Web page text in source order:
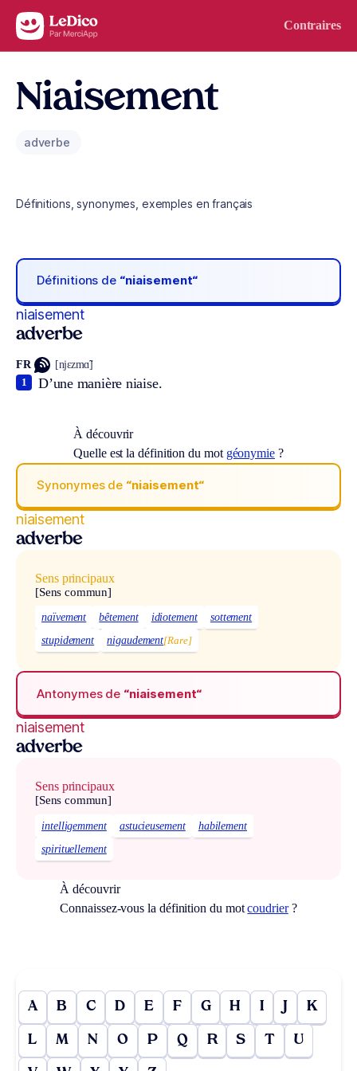
Aller au contenu Contraires
Niaisement
adverbe
Définitions, synonymes, exemples en français
Définitions de “niaisement“
niaisement
adverbe
FR [njɛzmɑ̃]
D’une manière niaise.
1
À découvrir
Quelle est la définition du mot géonymie?
Synonymes de “niaisement“
niaisement
adverbe
Sens principaux
[Sens commun]
naïvement bêtement idiotement
sottement
stupidement
nigaudement[Rare]
Antonymes de “niaisement“
niaisement
adverbe
Sens principaux
[Sens commun]
intelligemment astucieusement
habilement
spirituellement
À découvrir
Connaissez-vous la définition du motcoudrier?
A B C D E F G H I J K
L M N O P Q R S T U